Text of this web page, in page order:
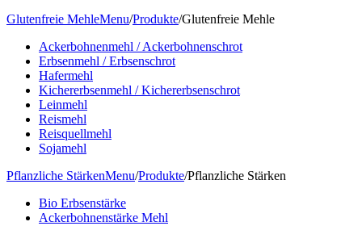
Glutenfreie MehleMenu/Produkte/Glutenfreie Mehle
Ackerbohnenmehl / Ackerbohnenschrot
Erbsenmehl / Erbsenschrot
Hafermehl
Kichererbsenmehl / Kichererbsenschrot
Leinmehl
Reismehl
Reisquellmehl
Sojamehl
Pflanzliche StärkenMenu/Produkte/Pflanzliche Stärken
Bio Erbsenstärke
Ackerbohnenstärke Mehl